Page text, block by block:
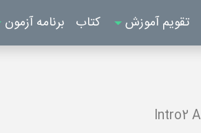
تقویم آموزش کتاب برنامه آزمون
Intro2 A